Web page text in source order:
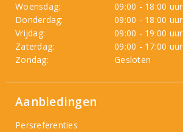
Woensdag:
09:00 - 18:00 uur
Donderdag:
09:00 - 18:00 uur
Vrijdag:
09:00 - 19:00 uur
Zaterdag:
09:00 - 17:00 uur
Zondag:
Gesloten
Aanbiedingen
Persreferenties